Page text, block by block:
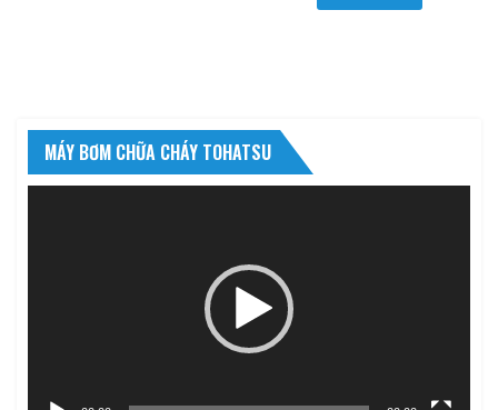
MÁY BƠM CHỮA CHÁY TOHATSU